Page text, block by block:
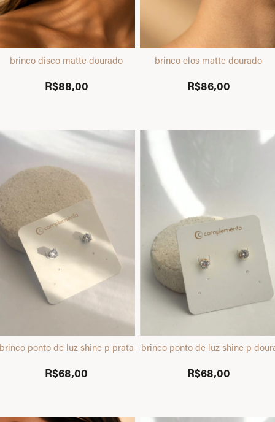
brinco disco matte dourado
R$88,00
brinco elos matte dourado
R$86,00
ponto de luz shine p prata
R$68,00
brinco ponto de luz shine p
R$68,00